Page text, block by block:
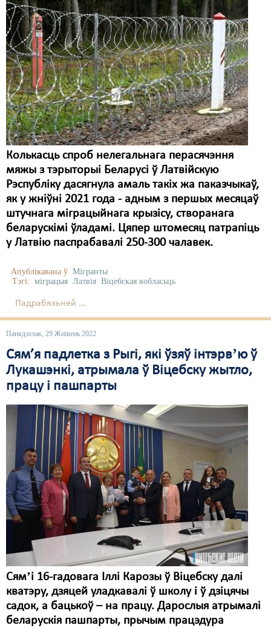
Колькасць спроб нелегальнага перасячэння
мяжы з тэрыторыі Беларусі ў Латвійскую
Рэспубліку дасягнула амаль такіх жа паказчыкаў,
як у жніўні 2021 года - адным з першых месяцаў
штучнага міграцыйнага крызісу, створанага
беларускімі ўладамі. Цяпер штомесяц патрапіць
у Латвію паспрабавалі 250-300 чалавек.
Апублікавана ў Мігранты
Тэгі: міграцыя Латвія Віцебская вобласьць
Падрабязьней ...
Панядзелак, 29 Жнівень 2022
Сям’я падлетка з Рыгі, які ўзяў інтэрвʼю ў
Лукашэнкі, атрымала ў Віцебску жытло,
працу і пашпарты
Сямʼі 16-гадовага Іллі Карозы ў Віцебску далі
кватэру, дзяцей уладкавалі ў школу і ў дзіцячы
садок, а бацькоў – на працу. Дарослыя атрымалі
беларускія пашпарты, прычым працэдура